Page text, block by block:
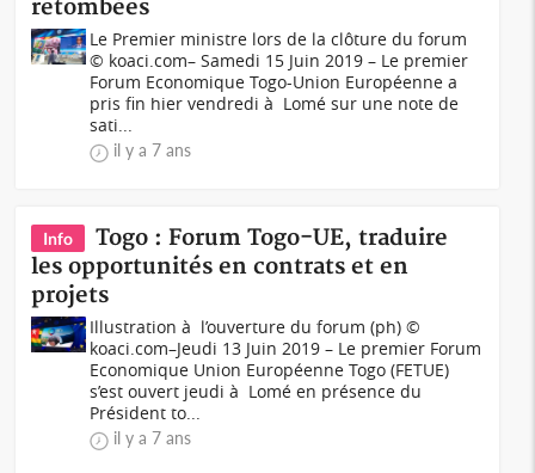
retombées
Le Premier ministre lors de la clôture du forum
© koaci.com– Samedi 15 Juin 2019 – Le premier
Forum Economique Togo-Union Européenne a
pris fin hier vendredi à Lomé sur une note de
sati...
il y a 7 ans
Info
Togo : Forum Togo-UE, traduire
les opportunités en contrats et en
projets
Illustration à l’ouverture du forum (ph) ©
koaci.com–Jeudi 13 Juin 2019 – Le premier Forum
Economique Union Européenne Togo (FETUE)
s’est ouvert jeudi à Lomé en présence du
Président to...
il y a 7 ans